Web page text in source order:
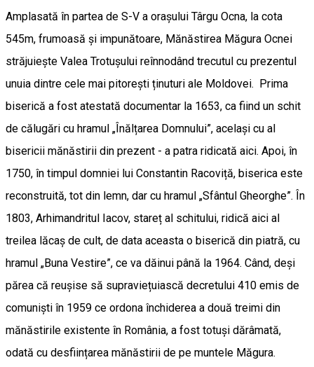
Amplasată în partea de S-V a orașului Târgu Ocna, la cota
545m, frumoasă și impunătoare, Mănăstirea Măgura Ocnei
străjuiește Valea Trotușului reînnodând trecutul cu prezentul
unuia dintre cele mai pitorești ținuturi ale Moldovei. Prima
biserică a fost atestată documentar la 1653, ca fiind un schit
de călugări cu hramul „Înălțarea Domnului”, același cu al
bisericii mănăstirii din prezent - a patra ridicată aici. Apoi, în
1750, în timpul domniei lui Constantin Racoviță, biserica este
reconstruită, tot din lemn, dar cu hramul „Sfântul Gheorghe”. În
1803, Arhimandritul Iacov, stareț al schitului, ridică aici al
treilea lăcaș de cult, de data aceasta o biserică din piatră, cu
hramul „Buna Vestire”, ce va dăinui până la 1964. Când, deși
părea că reușise să supraviețuiască decretului 410 emis de
comuniști în 1959 ce ordona închiderea a două treimi din
mănăstirile existente în România, a fost totuși dărâmată,
odată cu desființarea mănăstirii de pe muntele Măgura.